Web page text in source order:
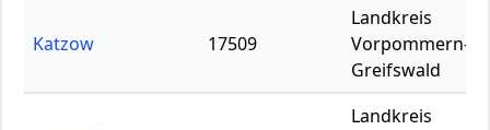
Katzow 17509
Landkreis
Vorpommern-
Greifswald
Landkreis